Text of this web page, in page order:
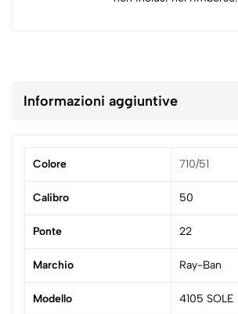
Informazioni aggiuntive
Colore 710/51
Calibro 50
Ponte 22
Marchio Ray-Ban
Modello 4105 SOLE